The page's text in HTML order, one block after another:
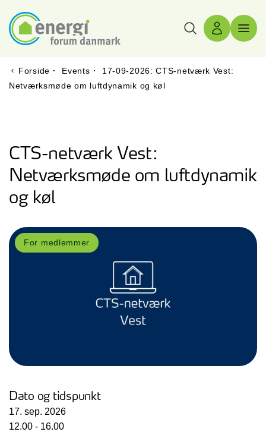
Søg Log ind
Forside · Events ·
17-09-2026: CTS-netværk Vest:
Netværksmøde om luftdynamik og køl
CTS-netværk Vest:
Netværksmøde om luftdynamik
og køl
For medlemmer
Dato og tidspunkt
17. sep. 2026
12.00 - 16.00